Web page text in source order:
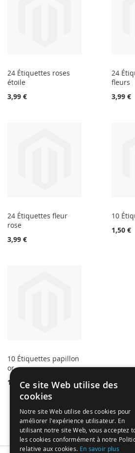
24 Étiquettes roses
étoile
3,99 €
24
fleurs
3,99 €
24 Étiquettes fleur
rose
3,99 €
10
1,50 €
10 Étiquettes papillon
or
1,50 €Ce site Web utilise des
cookies
Notre site Web utilise des cookies pour
améliorer l'expérience utilisateur. En
utilisant notre site Web, vous acceptez
les cookies conformément à notre
relative aux cookies. En savoir plus